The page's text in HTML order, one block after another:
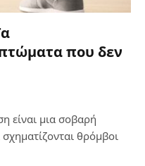
που δεν
είναι μια σοβαρή
θρόμβοι